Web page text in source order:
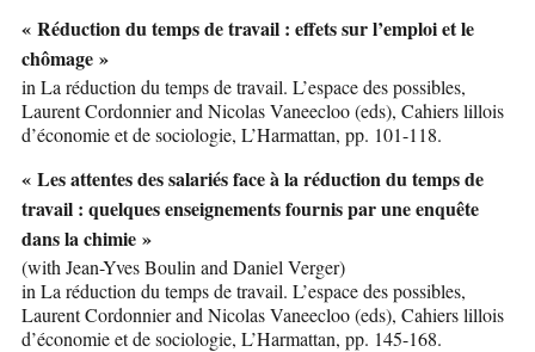
« Réduction du temps de travail : effets sur l’emploi et le
chômage »
in La réduction du temps de travail. L’espace des possibles,
Laurent Cordonnier and Nicolas Vaneecloo (eds), Cahiers lillois
d’économie et de sociologie, L’Harmattan, pp. 101-118.
« Les attentes des salariés face à la réduction du temps de
travail : quelques enseignements fournis par une enquête
dans la chimie »
(with Jean-Yves Boulin and Daniel Verger)
in La réduction du temps de travail. L’espace des possibles,
Laurent Cordonnier and Nicolas Vaneecloo (eds), Cahiers lillois
d’économie et de sociologie, L’Harmattan, pp. 145-168.